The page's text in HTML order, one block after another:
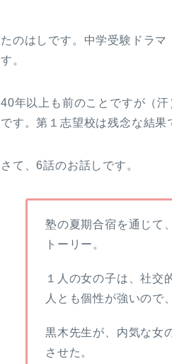
たのはしです。中学受験ドラ
す。
40年以上も前のことですが（
です。第１志望校は残念な結果
さて、6話のお話しです。
塾の夏期合宿を通じて
トーリー。
１人の女の子は、社交
人とも個性が強いので
黒木先生が、内気な女
させた。